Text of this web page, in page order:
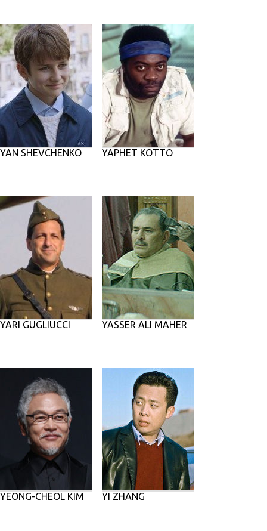
YAN SHEVCHENKO YAPHET KOTTO
YARI GUGLIUCCI YASSER ALI MAHER
YEONG-CHEOL KIM YI ZHANG